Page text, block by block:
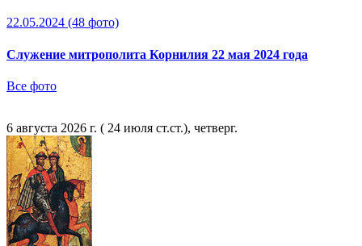
22.05.2024 (48 фото)
Служение митрополита Корнилия 22 мая 2024 года
Все фото
6 августа 2026 г. ( 24 июля ст.ст.), четверг.